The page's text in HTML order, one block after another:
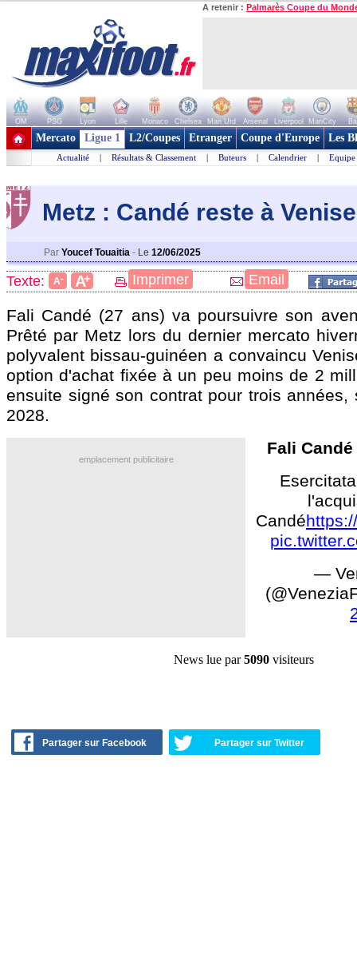
A retenir : Palmarès Coupe du
OM PSG Lyon Lille Monaco Chelsea Man Utd Arsenal Liverpool ManCity
+ de clubs
Mercato Ligue 1 L2/Coupes Etranger Coupe d'Europe Les
Actualité | Résultats & Classement | Buteurs | Calendrier | Equipe
Metz : Candé reste à
Par Youcef Touaitia - Le 12/06/2025
Texte: A- A+ Imprimer Email
Fali Candé (27 ans) va poursuivre son
Prêté par Metz lors du dernier mercato
polyvalent bissau-guinéen a convaincu
option d'achat fixée à un peu moins de 2
ensuite signé son contrat pour trois années,
2028.
emplacement publicitaire
Fali
Candé
—
News lue par5090 visiteurs
Partager sur Facebook Partager sur Twitter